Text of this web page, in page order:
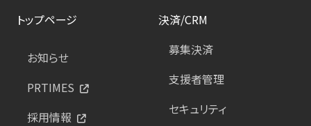
トップページ
お知らせ
PRTIMES
採用情報
決済/CRM
募集決済
支援者管理
セキュリティ